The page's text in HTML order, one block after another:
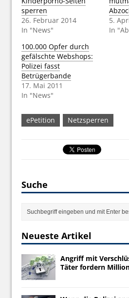
sperren
26. Februar 2014
In "News"
5.
In
100.000 Opfer durch
gefälschte Webshops:
Polizei fasst
Betrügerbande
17. Mai 2011
In "News"
ePetition Netzsperren
Suche
Neueste Artikel
Angriff mit
Täter fordern